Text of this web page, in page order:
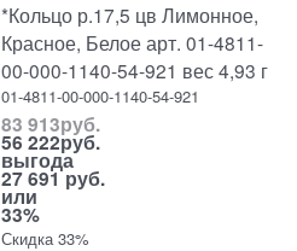
*Кольцо р.17,5 цв Лимонное,
Красное, Белое арт. 01-4811-
00-000-1140-54-921 вес 4,93 г
01-4811-00-000-1140-54-921
83 913руб.
56 222руб.
выгода
27 691 руб.
или
33%
Скидка 33%